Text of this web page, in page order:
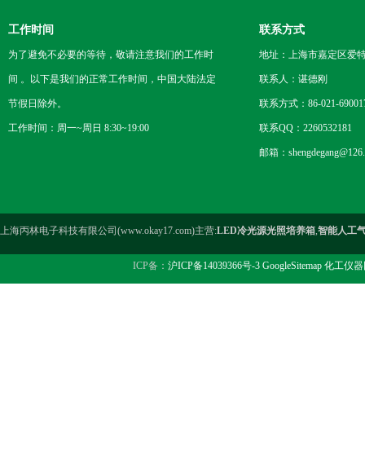
工作时间
为了避免不必要的等待，敬请注意我们的工作时
间 。以下是我们的正常工作时间，中国大陆法定
节假日除外。
工作时间：周一~周日 8:30~19:00
联系方式
地址：上海市嘉定区爱
联系人：谌德刚
联系方式：86-021-
联系QQ：2260532181
邮箱：
上海丙林电子科技有限公司(www.okay17.com)主营:LED冷光源光照培养箱,智能人工
ICP备： 沪ICP备14039366号-3 GoogleSitemap 化工仪